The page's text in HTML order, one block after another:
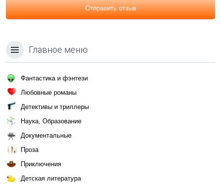
Отправить отзыв
Главное меню
Фантастика и фэнтези
Любовные романы
Детективы и триллеры
Наука, Образование
Документальные
Проза
Приключения
Детская литература